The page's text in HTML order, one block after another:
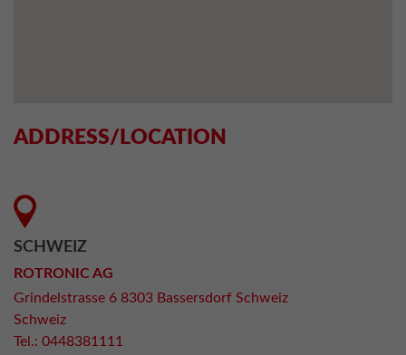
ADDRESS/LOCATION
SCHWEIZ
ROTRONIC AG
Grindelstrasse 6 8303 Bassersdorf Schweiz
Schweiz
Tel.: 0448381111